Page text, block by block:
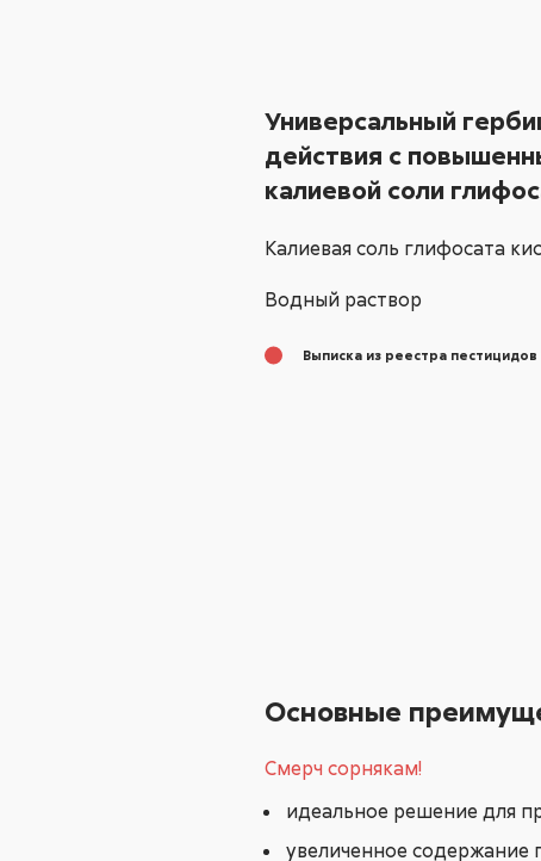
Универсальный
действия с
калиевой соли
Калиевая соль глифосата
Водный раствор
Выписка из реестра пестицидов
Основные
Смерч сорнякам!
идеальное решение для
увеличенное содержание